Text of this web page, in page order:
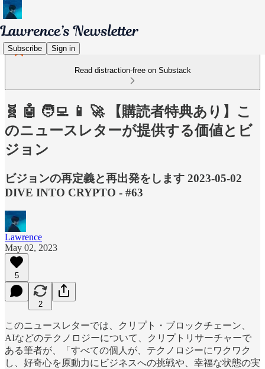
Subscribe Sign in
Read distraction-free on Substack
🧬 🤖 🧑‍💻 📱 🚀 【購読者特典あり】こ
のニュースレターが提供する価値とビ
ジョン
ビジョンの再定義と再出発をします 2023-05-02
DIVE INTO CRYPTO - #63
Lawrence
May 02, 2023
5
2
このニュースレターでは、クリプト・ブロックチェーン、
AIなどのテクノロジーについて、クリプトリサーチャーで
ある筆者が、「すべての個人が、テクノロジーにワクワク
し、好奇心を原動力にビジネスへの挑戦や、幸福な状態の実